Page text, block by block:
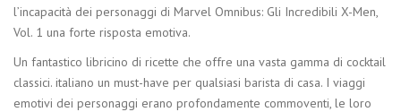
l’incapacità dei personaggi di Marvel Omnibus: Gli Incredibili X-Men,
Vol. 1 una forte risposta emotiva.
Un fantastico libricino di ricette che offre una vasta gamma di cocktail
classici. italiano un must-have per qualsiasi barista di casa. I viaggi
emotivi dei personaggi erano profondamente commoventi, le loro